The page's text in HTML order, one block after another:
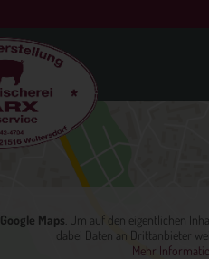
Google Maps . Um auf den eigentlichen
dabei Daten an Drittanbieter
Mehr